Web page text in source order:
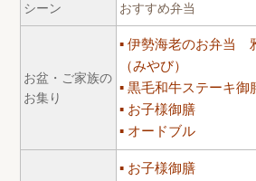
シーン おすすめ弁当
お盆・ご家族の
お集り
伊勢海老のお弁当
（みやび）
黒毛和牛ステーキ御
お子様御膳
オードブル
お子様御膳